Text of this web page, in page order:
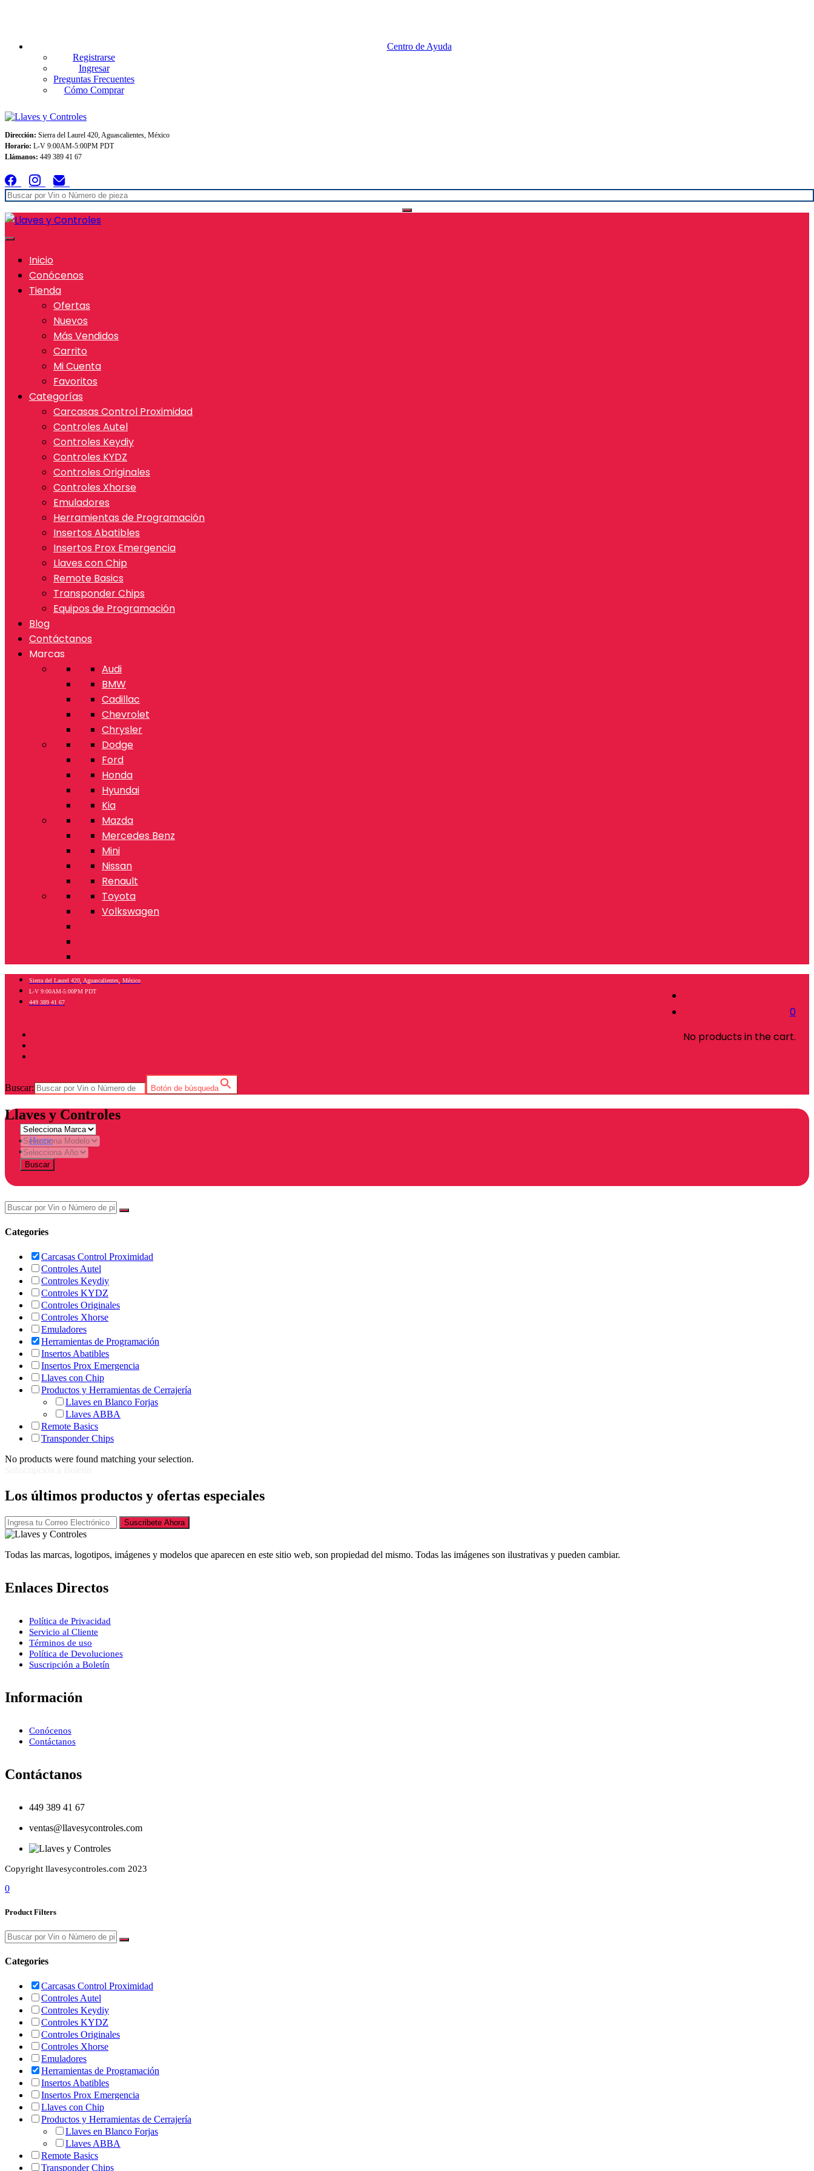
Centro de Ayuda
Registrarse
Ingresar
Preguntas Frecuentes
Cómo Comprar
Dirección: Sierra del Laurel 420, Aguascalientes, México
Horario: L-V 9:00AM-5:00PM PDT
Llámanos: 449 389 41 67
Inicio
Conócenos
Tienda
Ofertas
Nuevos
Más Vendidos
Carrito
Mi Cuenta
Favoritos
Categorías
Carcasas Control Proximidad
Controles Autel
Controles Keydiy
Controles KYDZ
Controles Originales
Controles Xhorse
Emuladores
Herramientas de Programación
Insertos Abatibles
Insertos Prox Emergencia
Llaves con Chip
Remote Basics
Transponder Chips
Equipos de Programación
Blog
Contáctanos
Marcas
Audi
BMW
Cadillac
Chevrolet
Chrysler
Dodge
Ford
Honda
Hyundai
Kia
Mazda
Mercedes Benz
Mini
Nissan
Renault
Toyota
Volkswagen
0
No products in the cart.
Sierra del Laurel 420, Aguascalientes, México
L-V 9:00AM-5:00PM PDT
449 389 41 67
Buscar: Botón de búsqueda
Llaves y Controles
Home
Tienda
Buscar
Categories
Carcasas Control Proximidad
Controles Autel
Controles Keydiy
Controles KYDZ
Controles Originales
Controles Xhorse
Emuladores
Herramientas de Programación
Insertos Abatibles
Insertos Prox Emergencia
Llaves con Chip
Productos y Herramientas de Cerrajería
Llaves en Blanco Forjas
Llaves ABBA
Remote Basics
Transponder Chips
No products were found matching your selection.
Los últimos productos y ofertas especiales
Suscribete Ahora
Todas las marcas, logotipos, imágenes y modelos que aparecen en este sitio web, son propiedad del mismo. Todas las imágenes son ilustrativas y pueden cambiar.
Enlaces Directos
Política de Privacidad
Servicio al Cliente
Términos de uso
Política de Devoluciones
Suscripción a Boletín
Información
Conócenos
Contáctanos
Contáctanos
449 389 41 67
ventas@llavesycontroles.com
Copyright llavesycontroles.com 2023
0
Product Filters
Categories
Carcasas Control Proximidad
Controles Autel
Controles Keydiy
Controles KYDZ
Controles Originales
Controles Xhorse
Emuladores
Herramientas de Programación
Insertos Abatibles
Insertos Prox Emergencia
Llaves con Chip
Productos y Herramientas de Cerrajería
Llaves en Blanco Forjas
Llaves ABBA
Remote Basics
Transponder Chips